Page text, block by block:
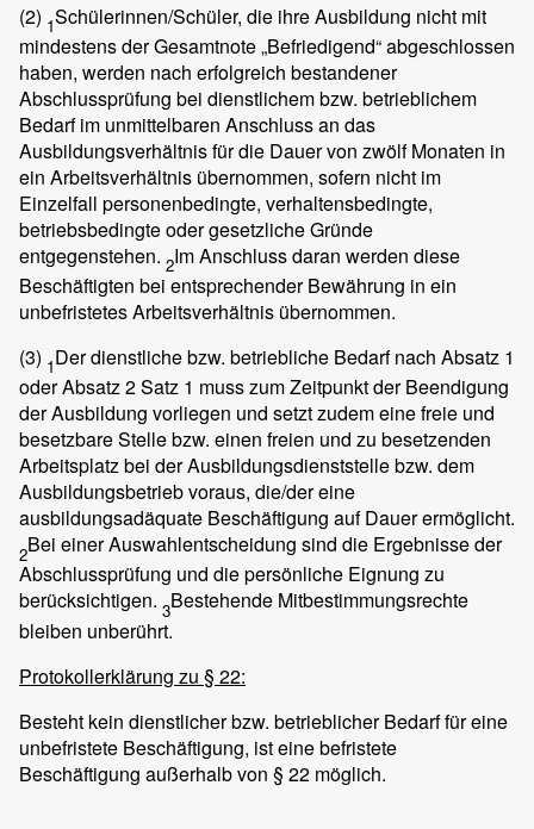
(2) 1Schülerinnen/Schüler, die ihre Ausbildung nicht mit
mindestens der Gesamtnote „Befriedigend“ abgeschlossen
haben, werden nach erfolgreich bestandener
Abschlussprüfung bei dienstlichem bzw. betrieblichem
Bedarf im unmittelbaren Anschluss an das
Ausbildungsverhältnis für die Dauer von zwölf Monaten in
ein Arbeitsverhältnis übernommen, sofern nicht im
Einzelfall personenbedingte, verhaltensbedingte,
betriebsbedingte oder gesetzliche Gründe
entgegenstehen. 2Im Anschluss daran werden diese
Beschäftigten bei entsprechender Bewährung in ein
unbefristetes Arbeitsverhältnis übernommen.
(3) 1Der dienstliche bzw. betriebliche Bedarf nach Absatz 1
oder Absatz 2 Satz 1 muss zum Zeitpunkt der Beendigung
der Ausbildung vorliegen und setzt zudem eine freie und
besetzbare Stelle bzw. einen freien und zu besetzenden
Arbeitsplatz bei der Ausbildungsdienststelle bzw. dem
Ausbildungsbetrieb voraus, die/der eine
ausbildungsadäquate Beschäftigung auf Dauer ermöglicht.
2Bei einer Auswahlentscheidung sind die Ergebnisse der
Abschlussprüfung und die persönliche Eignung zu
berücksichtigen. 3Bestehende Mitbestimmungsrechte
bleiben unberührt.
Protokollerklärung zu § 22:
Besteht kein dienstlicher bzw. betrieblicher Bedarf für eine
unbefristete Beschäftigung, ist eine befristete
Beschäftigung außerhalb von § 22 möglich.